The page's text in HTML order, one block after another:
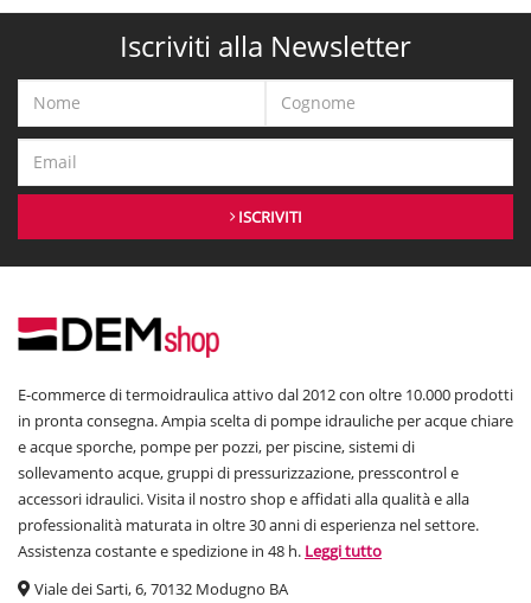
Iscriviti alla Newsletter
ISCRIVITI
E-commerce di termoidraulica attivo dal 2012 con oltre 10.000 prodotti
in pronta consegna. Ampia scelta di pompe idrauliche per acque chiare
e acque sporche, pompe per pozzi, per piscine, sistemi di
sollevamento acque, gruppi di pressurizzazione, presscontrol e
accessori idraulici. Visita il nostro shop e affidati alla qualità e alla
professionalità maturata in oltre 30 anni di esperienza nel settore.
Assistenza costante e spedizione in 48 h. Leggi tutto
Viale dei Sarti, 6, 70132 Modugno BA